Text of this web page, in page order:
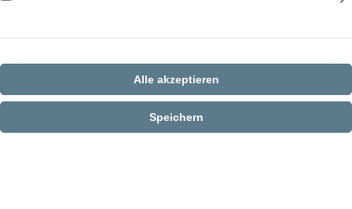
Alle akzeptieren
Speichern